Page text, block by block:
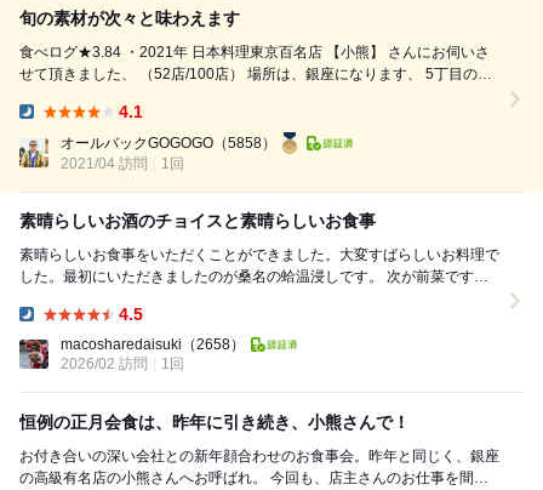
旬の素材が次々と味わえます
食べログ★3.84 ・2021年 日本料理東京百名店 【小熊】 さんにお伺いさ
せて頂きました、 （52店/100店） 場所は、銀座になります、 5丁目の一
す、 内装は、個室が三部屋、 そして奥には横一列のカウンター席があり
ます。 この日は諸々打合せもあり個室で、、 こちらのお店は初訪問でし
た、 ...
4.1
オールバックGOGOGO （5858）
2021/04 訪問
1回
素晴らしいお酒のチョイスと素晴らしいお食事
素晴らしいお食事をいただくことができました。大変すばらしいお料理で
した。最初にいただきましたのが桑名の蛤温浸しです。 次が前菜ですが
4.5
macosharedaisuki （2658）
2026/02 訪問
1回
恒例の正月会食は、昨年に引き続き、小熊さんで！
お付き合いの深い会社との新年顔合わせのお食事会。昨年と同じく、銀座
の高級有名店の小熊さんへお呼ばれ。 今回も、店主さんのお仕事を間近